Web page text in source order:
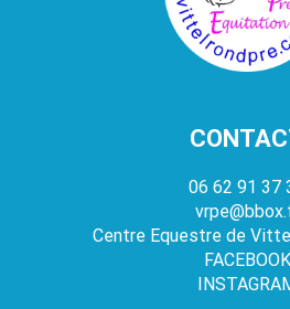
06 62 91 37
Centre Equestre de
FACEBOOK